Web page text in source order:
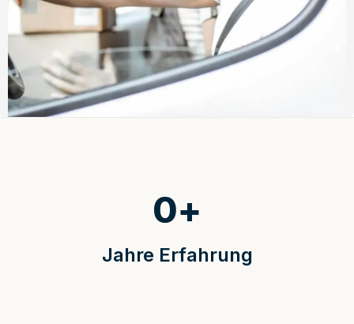
Jahre Erfahrung
0+